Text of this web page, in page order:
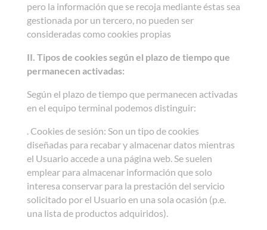
pero la información que se recoja mediante éstas sea
gestionada por un tercero, no pueden ser
consideradas como cookies propias
II. Tipos de cookies según el plazo de tiempo que
permanecen activadas:
Según el plazo de tiempo que permanecen activadas
en el equipo terminal podemos distinguir:
. Cookies de sesión: Son un tipo de cookies
diseñadas para recabar y almacenar datos mientras
el Usuario accede a una página web. Se suelen
emplear para almacenar información que solo
interesa conservar para la prestación del servicio
solicitado por el Usuario en una sola ocasión (p.e.
una lista de productos adquiridos).